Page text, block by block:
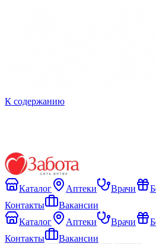
К содержанию
Каталог Аптеки Врачи
Контакты
Вакансии
Каталог
Аптеки Врачи
Контакты
Вакансии